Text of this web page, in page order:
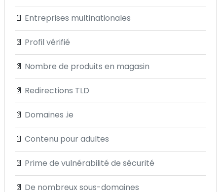
📄 Entreprises multinationales
📄 Profil vérifié
📄 Nombre de produits en magasin
📄 Redirections TLD
📄 Domaines .ie
📄 Contenu pour adultes
📄 Prime de vulnérabilité de sécurité
📄 De nombreux sous-domaines